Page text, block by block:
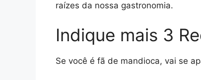
raízes da nossa gastronomia.
Indique mais 3
Se você é fã de mandioca, vai se